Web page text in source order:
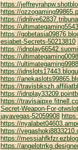
https://
https://
https://
https://
https://
esiabet-Secrets-50213810
https://
https://
https://
https://
https://
https://
https://
https://
Secret-Weapon-For-
jayavegas-52059908
https://
https://
https://
https://